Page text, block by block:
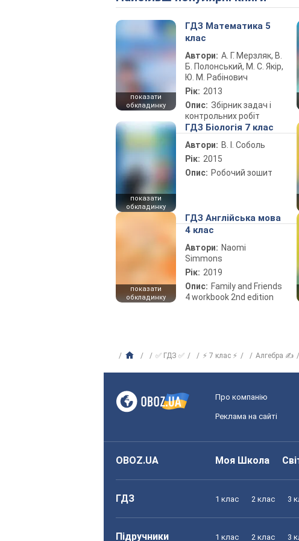
показати
обкладинку
ГДЗ Математика 5
клас
Автори: А. Г. Мерзляк, В.
Б. Полонський, М. С. Якір,
Ю. М. Рабінович
Рік: 2013
Опис: Збірник задач і
контрольних робіт
показати
обкладинку
ГДЗ Біологія 7 клас
Автори: В. І. Соболь
Рік: 2015
Опис: Робочий зошит
показати
обкладинку
ГДЗ Англійська мова
4 клас
Автори: Naomi
Simmons
Рік: 2019
Опис: Family and Friends
4 workbook 2nd edition
✅ ГДЗ ✅ ⚡ 7 клас ⚡ Алгебра ✍
Про компанію
Реклама на сайті
OBOZ.UA Моя Школа
ГДЗ 1 клас 2 клас 3
Підручники 1 клас 2 клас 3